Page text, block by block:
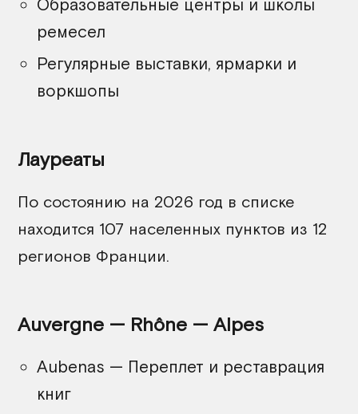
Образовательные центры и школы
ремесел
Регулярные выставки, ярмарки и
воркшопы
Лауреаты
По состоянию на 2026 год в списке
находится 107 населенных пунктов из 12
регионов Франции.
Auvergne — Rhône — Alpes
Aubenas — Переплет и реставрация
книг